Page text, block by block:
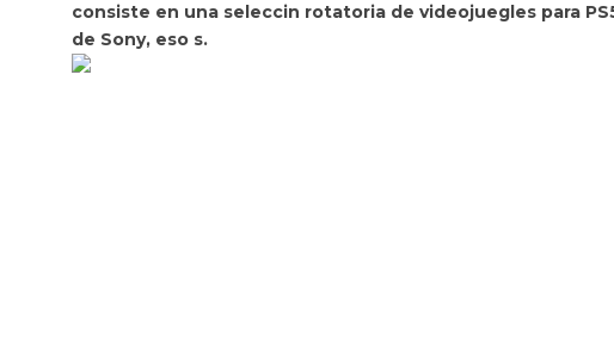
consiste en una seleccin rotatoria de videojuegles para
de Sony, eso s.